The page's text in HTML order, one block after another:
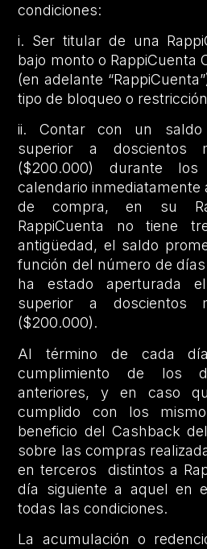
condiciones:
i. Ser titular de una
bajo monto o RappiCuenta
(en adelante
tipo de bloqueo o
ii. Contar con un
superior a doscientos
($200.000) durante
calendario inmediatamente
de compra, en su
RappiCuenta no tiene
antigüedad, el saldo
función del número de
ha estado aperturada
superior a doscientos
($200.000).
Al término de cada
cumplimiento de los
anteriores, y en caso
cumplido con los
beneficio del Cashback
sobre las compras
en terceros distintos a
día siguiente a aquel en
todas las condiciones.
La acumulación o